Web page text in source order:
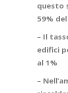
questo
59%
– Il
edifici
al 1%
–